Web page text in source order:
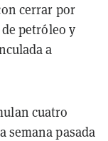
cerrar por
petróleo y
a
cuatro
semana pasada